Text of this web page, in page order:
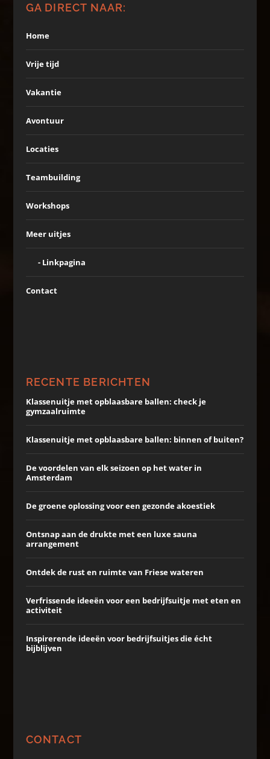
GA DIRECT NAAR:
Home
Vrije tijd
Vakantie
Avontuur
Locaties
Teambuilding
Workshops
Meer uitjes
Linkpagina
Contact
RECENTE BERICHTEN
Klassenuitje met opblaasbare ballen: check je
gymzaalruimte
Klassenuitje met opblaasbare ballen: binnen of buiten?
De voordelen van elk seizoen op het water in
Amsterdam
De groene oplossing voor een gezonde akoestiek
Ontsnap aan de drukte met een luxe sauna
arrangement
Ontdek de rust en ruimte van Friese wateren
Verfrissende ideeën voor een bedrijfsuitje met eten en
activiteit
Inspirerende ideeën voor bedrijfsuitjes die écht
bijblijven
CONTACT